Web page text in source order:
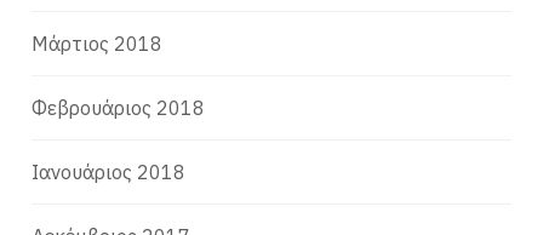
Μάρτιος 2018
Φεβρουάριος 2018
Ιανουάριος 2018